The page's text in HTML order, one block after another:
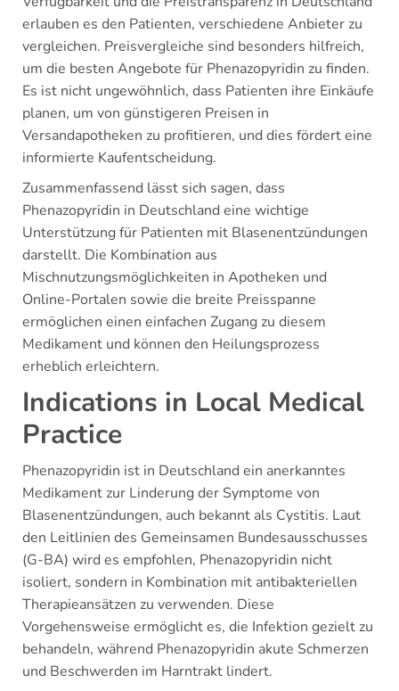
erlauben es den Patienten, verschiedene Anbieter zu
vergleichen. Preisvergleiche sind besonders hilfreich,
um die besten Angebote für Phenazopyridin zu finden.
Es ist nicht ungewöhnlich, dass Patienten ihre Einkäufe
planen, um von günstigeren Preisen in
Versandapotheken zu profitieren, und dies fördert eine
informierte Kaufentscheidung.
Zusammenfassend lässt sich sagen, dass
Phenazopyridin in Deutschland eine wichtige
Unterstützung für Patienten mit Blasenentzündungen
darstellt. Die Kombination aus
Mischnutzungsmöglichkeiten in Apotheken und
Online-Portalen sowie die breite Preisspanne
ermöglichen einen einfachen Zugang zu diesem
Medikament und können den Heilungsprozess
erheblich erleichtern.
Indications in Local Medical
Practice
Phenazopyridin ist in Deutschland ein anerkanntes
Medikament zur Linderung der Symptome von
Blasenentzündungen, auch bekannt als Cystitis. Laut
den Leitlinien des Gemeinsamen Bundesausschusses
(G-BA) wird es empfohlen, Phenazopyridin nicht
isoliert, sondern in Kombination mit antibakteriellen
Therapieansätzen zu verwenden. Diese
Vorgehensweise ermöglicht es, die Infektion gezielt zu
behandeln, während Phenazopyridin akute Schmerzen
und Beschwerden im Harntrakt lindert.